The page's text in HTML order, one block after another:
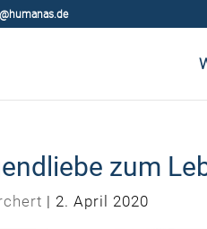
zum
| 2. April 2020